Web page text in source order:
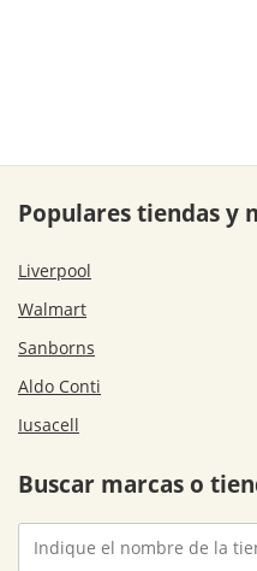
Populares tiendas y
Liverpool
Walmart
Sanborns
Aldo Conti
Iusacell
Buscar marcas o